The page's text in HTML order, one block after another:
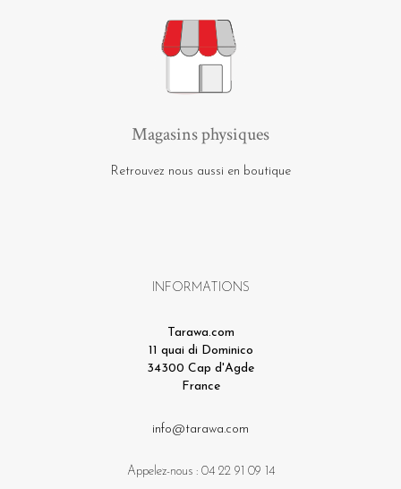
Magasins physiques
Retrouvez nous aussi en boutique
INFORMATIONS
Tarawa.com
11 quai di Dominico
34300 Cap d'Agde
France
info@tarawa.com
Appelez-nous : 04 22 91 09 14